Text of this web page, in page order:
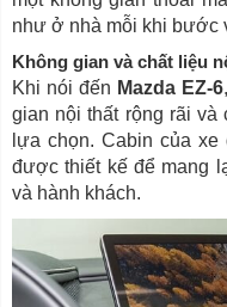
như ở nhà mỗi khi bước
Không gian và chất liệu
Khi nói đến Mazda EZ-6
gian nội thất rộng rãi và
lựa chọn. Cabin của
được thiết kế để mang
và hành khách.